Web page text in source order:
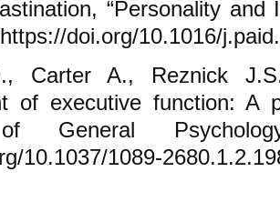
“Personality and
doi.org/10.1016/
Carter A., Reznick
of executive function: A
of General
10.1037/1089-